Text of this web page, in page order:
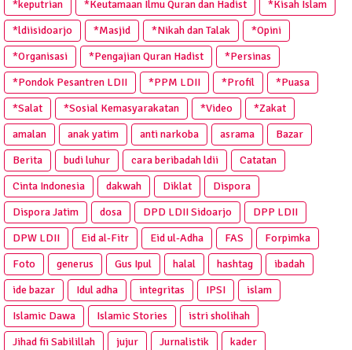
*keputrian
*Keutamaan Ilmu Quran dan Hadist
*Kisah Islam
*ldiisidoarjo
*Masjid *Nikah dan Talak
*Opini
*Organisasi
*Pengajian Quran Hadist
*Persinas
*Pondok Pesantren LDII
*PPM LDII *Profil
*Puasa
*Salat
*Sosial Kemasyarakatan *Video
*Zakat
amalan
anak yatim anti narkoba asrama
Bazar
Berita
budi luhur cara beribadah ldii
Catatan
Cinta Indonesia
dakwah Diklat
Dispora
Dispora Jatim
dosa DPD LDII Sidoarjo
DPP LDII
DPW LDII
Eid al-Fitr Eid ul-Adha FAS
Forpimka
Foto
generus Gus Ipul halal hashtag
ibadah
ide bazar
Idul adha integritas IPSI
islam
Islamic Dawa
Islamic Stories
istri sholihah
Jihad fii Sabilillah
jujur Jurnalistik
kader